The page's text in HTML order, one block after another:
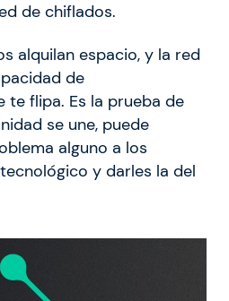
de chiflados.
alquilan espacio, y la red
de
te flipa. Es la prueba de
se une, puede
alguno a los
y darles la del